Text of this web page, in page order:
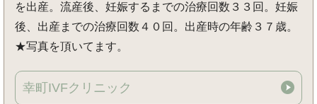
を出産。流産後、妊娠するまでの治療回数３３回。妊娠
後、出産までの治療回数４０回。出産時の年齢３７歳。
★写真を頂いてます。
幸町IVFクリニック